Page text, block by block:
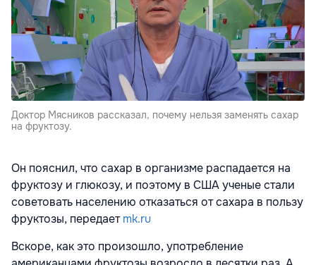
Доктор Мясников рассказал, почему нельзя заменять сахар
на фруктозу.
Он пояснил, что сахар в организме распадается на
фруктозу и глюкозу, и поэтому в США ученые стали
советовать населению отказаться от сахара в пользу
фруктозы, передаетmk.ru
Вскоре, как это произошло, употребление